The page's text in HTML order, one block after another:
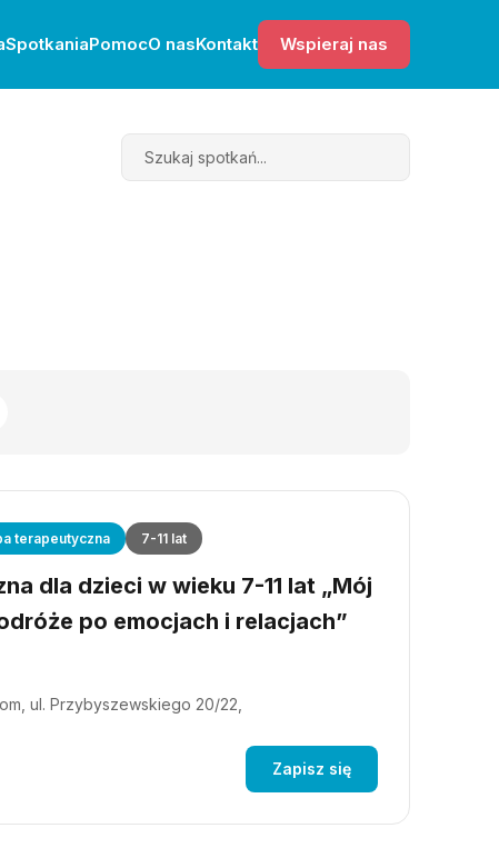
SpotkaniaPomocO nasKontakt Wspieraj nas
Search
terapeutyczna 7-11 lat
dla dzieci w wieku 7-11 lat „Mój
po emocjach i relacjach”
ul. Przybyszewskiego 20/22,
Zapisz się